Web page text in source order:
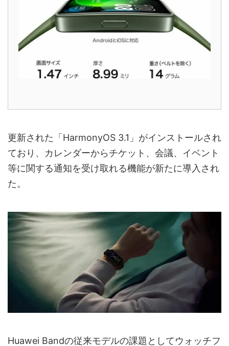
更新された「HarmonyOS 3.1」がインストールされ
ており、カレンダーからチケット、会議、イベント
等に関する通知を受け取れる機能が新たに導入され
た。
Huawei Bandの従来モデルの課題としてウォッチフ